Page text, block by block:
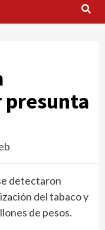
detectaron
del tabaco y
de pesos.